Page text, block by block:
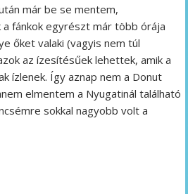
már be se mentem,
fánkok egyrészt már több órája
őket valaki (vagyis nem túl
az ízesítésűek lehettek, amik a
ízlenek. Így aznap nem a Donut
elmentem a Nyugatinál található
sokkal nagyobb volt a